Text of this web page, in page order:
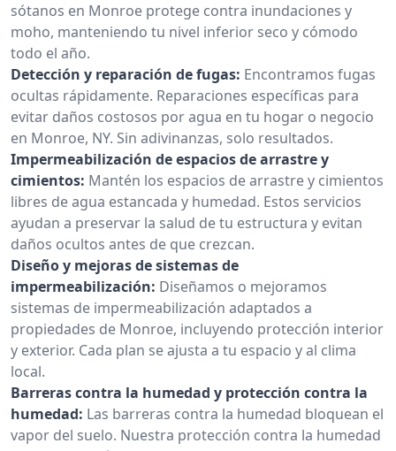
sótanos en Monroe protege contra inundaciones y
moho, manteniendo tu nivel inferior seco y cómodo
todo el año.
Detección y reparación de fugas: Encontramos fugas
ocultas rápidamente. Reparaciones específicas para
evitar daños costosos por agua en tu hogar o negocio
en Monroe, NY. Sin adivinanzas, solo resultados.
Impermeabilización de espacios de arrastre y
cimientos: Mantén los espacios de arrastre y cimientos
libres de agua estancada y humedad. Estos servicios
ayudan a preservar la salud de tu estructura y evitan
daños ocultos antes de que crezcan.
Diseño y mejoras de sistemas de
impermeabilización: Diseñamos o mejoramos
sistemas de impermeabilización adaptados a
propiedades de Monroe, incluyendo protección interior
y exterior. Cada plan se ajusta a tu espacio y al clima
local.
Barreras contra la humedad y protección contra la
humedad: Las barreras contra la humedad bloquean el
vapor del suelo. Nuestra protección contra la humedad